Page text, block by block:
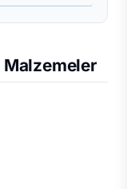
Malzemeler